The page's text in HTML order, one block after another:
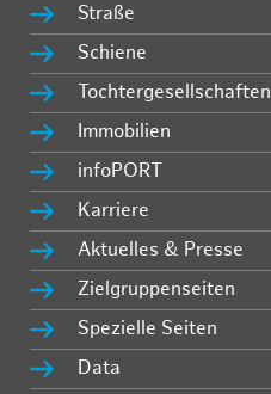
Straße
Schiene
Tochtergesellschaften
Immobilien
infoPORT
Karriere
Aktuelles & Presse
Zielgruppenseiten
Spezielle Seiten
Data